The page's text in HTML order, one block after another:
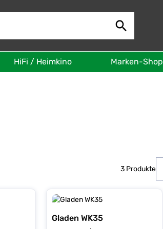
HiFi / Heimkino Marken-Shop
3 Produkte
Gladen WK35